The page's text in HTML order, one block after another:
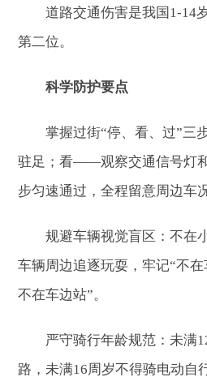
道路交通伤害是我国1-14
第二位。
科学防护要点
掌握过街“停、看、过”
驻足；看——观察交通信号灯
步匀速通过，全程留意周边车况
规避车辆视觉盲区：不在
车辆周边追逐玩耍，牢记“不在
不在车边站”。
严守骑行年龄规范：未满
路，未满16周岁不得骑电动自